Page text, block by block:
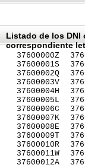
Listado de los DNI
correspondiente
37600000Z
37600001S
37600002Q
37600003V
37600004H
37600005L
37600006C
37600007K
37600008E
37600009T
37600010R
37600011W
37600012A